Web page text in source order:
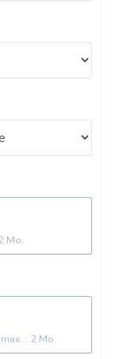
Mo.
max. : 2 Mo.